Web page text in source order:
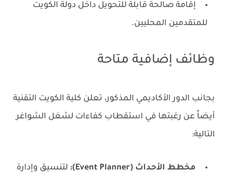
إقامة صالحة قابلة للتحويل داخل دولة الكويت
للمتقدمين المحليين.
وظائف إضافية متاحة
بجانب الدور الأكاديمي المذكور، تعلن كلية الكويت التقنية
أيضاً عن رغبتها في استقطاب كفاءات لشغل الشواغر
التالية:
مخطط الأحداث (Event Planner):
لتنسيق وإدارة